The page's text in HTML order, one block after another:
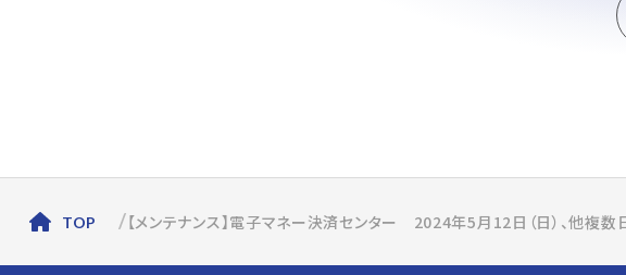
TOP 【メンテナンス】電子マネー決済センター 2024年5月12日（日）、他複数